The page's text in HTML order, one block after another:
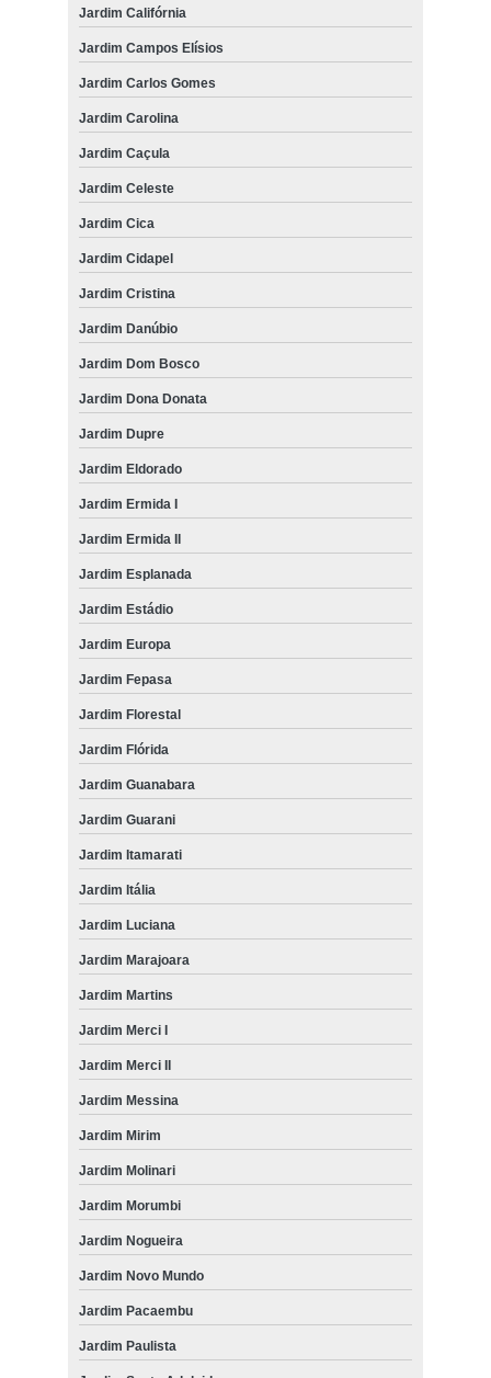
Jardim Califórnia
Jardim Campos Elísios
Jardim Carlos Gomes
Jardim Carolina
Jardim Caçula
Jardim Celeste
Jardim Cica
Jardim Cidapel
Jardim Cristina
Jardim Danúbio
Jardim Dom Bosco
Jardim Dona Donata
Jardim Dupre
Jardim Eldorado
Jardim Ermida I
Jardim Ermida II
Jardim Esplanada
Jardim Estádio
Jardim Europa
Jardim Fepasa
Jardim Florestal
Jardim Flórida
Jardim Guanabara
Jardim Guarani
Jardim Itamarati
Jardim Itália
Jardim Luciana
Jardim Marajoara
Jardim Martins
Jardim Merci I
Jardim Merci II
Jardim Messina
Jardim Mirim
Jardim Molinari
Jardim Morumbi
Jardim Nogueira
Jardim Novo Mundo
Jardim Pacaembu
Jardim Paulista